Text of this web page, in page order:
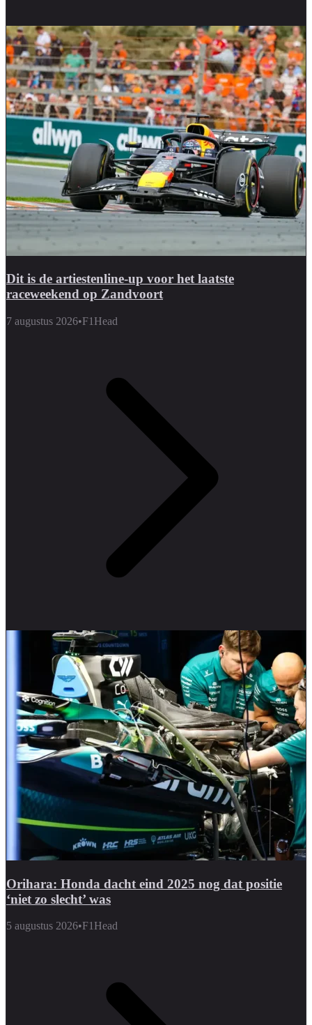
Dit is de artiestenline-up voor het laatste
raceweekend op Zandvoort
7 augustus 2026•F1Head
Orihara: Honda dacht eind 2025 nog dat positie
‘niet zo slecht’ was
5 augustus 2026•F1Head